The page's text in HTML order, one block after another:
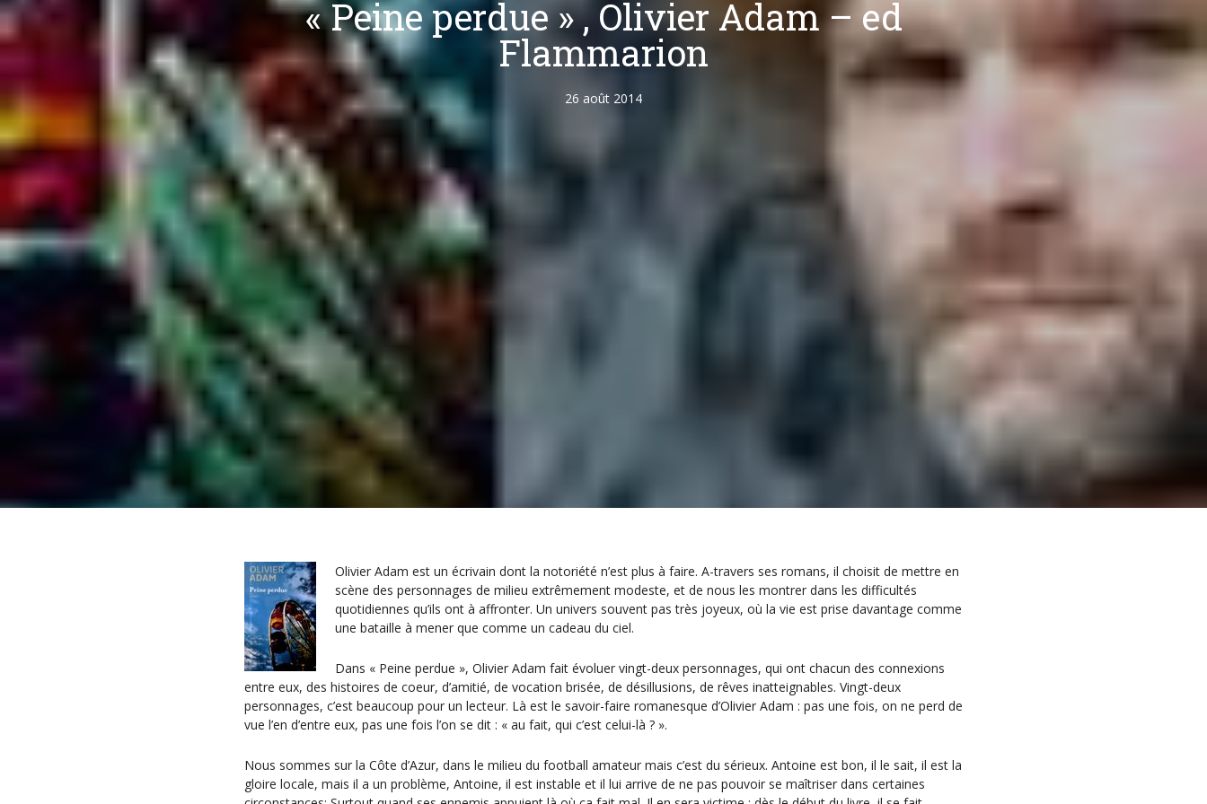
« Peine perdue » , Olivier Adam – ed
Flammarion
26 août 2014
Olivier Adam est un écrivain dont la notoriété n’est plus à faire. A-travers ses romans, il choisit de mettre en
scène des personnages de milieu extrêmement modeste, et de nous les montrer dans les difficultés
quotidiennes qu’ils ont à affronter. Un univers souvent pas très joyeux, où la vie est prise davantage comme
une bataille à mener que comme un cadeau du ciel.
Dans « Peine perdue », Olivier Adam fait évoluer vingt-deux personnages, qui ont chacun des connexions
entre eux, des histoires de coeur, d’amitié, de vocation brisée, de désillusions, de rêves inatteignables. Vingt-deux
personnages, c’est beaucoup pour un lecteur. Là est le savoir-faire romanesque d’Olivier Adam : pas une fois, on ne perd de
vue l’en d’entre eux, pas une fois l’on se dit : « au fait, qui c’est celui-là ? ».
Nous sommes sur la Côte d’Azur, dans le milieu du football amateur mais c’est du sérieux. Antoine est bon, il le sait, il est la
gloire locale, mais il a un problème, Antoine, il est instable et il lui arrive de ne pas pouvoir se maîtriser dans certaines